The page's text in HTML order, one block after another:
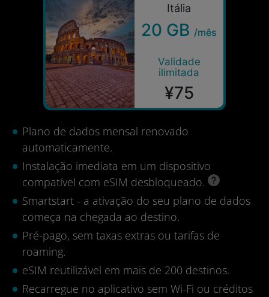
Itália
20 GB /mês
Validade
ilimitada
¥75
Plano de dados mensal renovado
automaticamente.
Instalação imediata em um dispositivo
compatível com eSIM desbloqueado.
Smartstart - a ativação do seu plano de dados
começa na chegada ao destino.
Pré-pago, sem taxas extras ou tarifas de
roaming.
eSIM reutilizável em mais de 200 destinos.
Recarregue no aplicativo sem Wi-Fi ou créditos